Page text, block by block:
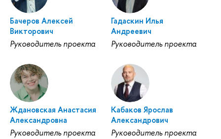
Бачеров Алексей
Викторович
Руководитель проекта
Гадаскин Илья
Андреевич
Руководитель проекта
Ждановская Анастасия
Александровна
Руководитель проекта
Кабаков Ярослав
Александрович
Руководитель проекта